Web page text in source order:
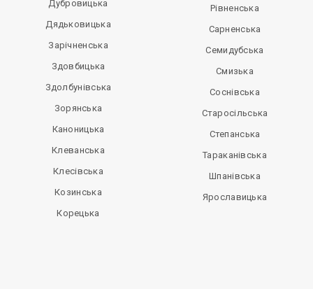
Дубровицька
Дядьковицька
Зарічненська
Здовбицька
Здолбунівська
Зорянська
Каноницька
Клеванська
Клесівська
Козинська
Корецька
Рівненська
Сарненська
Семидубська
Смизька
Соснівська
Старосільська
Степанська
Тараканівська
Шпанівська
Ярославицька